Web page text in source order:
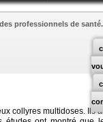
professionnels de santé.
collyres multidoses. Ils